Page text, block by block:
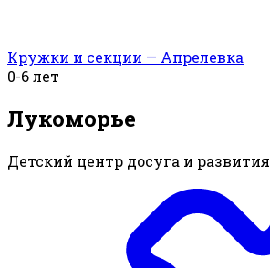
Кружки и секции — Апрелевка
0-6 лет
Лукоморье
Детский центр досуга и развития